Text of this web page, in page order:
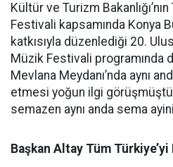
Kültür ve Turizm
Festivali kapsamında Konya
katkısıyla düzenlediği 20.
Müzik Festivali programında
Mevlana Meydanı’nda aynı
etmesi yoğun ilgi
semazen aynı anda sema
Başkan Altay Tüm Türkiye’yi